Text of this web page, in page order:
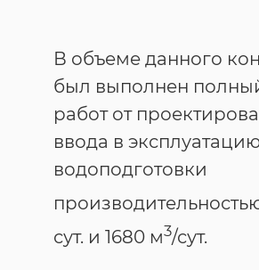
В объеме данного
был выполнен
работ от
ввода в
водоподготовки
сут. и 1680 м3/сут.